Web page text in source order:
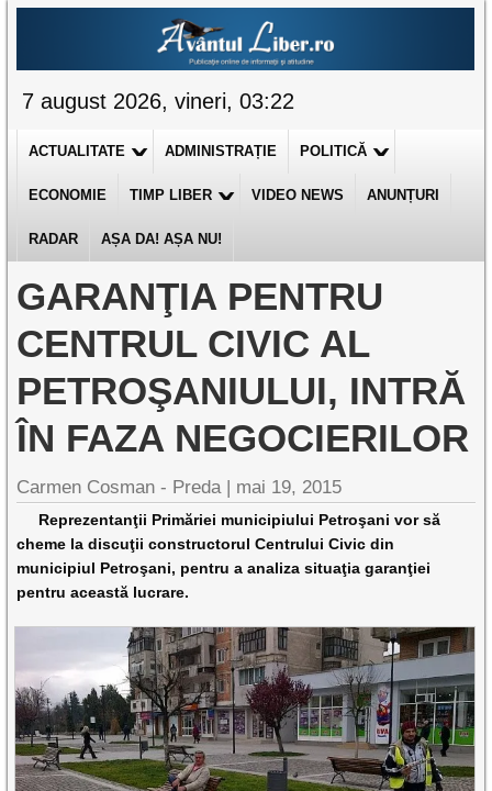
7 august 2026, vineri, 03:22
ACTUALITATE ADMINISTRAȚIE POLITICĂ
ECONOMIE TIMP LIBER VIDEO NEWS ANUNȚURI
RADAR AȘA DA! AȘA NU!
GARANŢIA PENTRU
CENTRUL CIVIC AL
PETROŞANIULUI, INTRĂ
ÎN FAZA NEGOCIERILOR
Carmen Cosman - Preda | mai 19, 2015
Reprezentanţii Primăriei municipiului Petroşani vor să
cheme la discuţii constructorul Centrului Civic din
municipiul Petroşani, pentru a analiza situaţia garanţiei
pentru această lucrare.